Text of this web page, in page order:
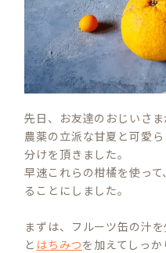
先日、お友達のおじいさ
農薬の立派な甘夏と可愛
分けを頂きました。
早速これらの柑橘を使っ
ることにしました。
まずは、フルーツ缶の汁
と はちみつを加えてしっ